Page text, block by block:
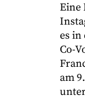
Eine
es in
Co-
am